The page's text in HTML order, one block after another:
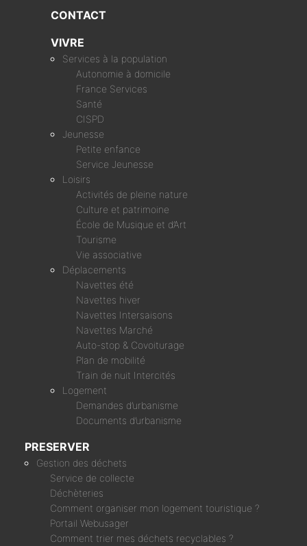
CONTACT
VIVRE
Services à la population
Autonomie à domicile
France Services
Santé
CISPD
Jeunesse
Petite enfance
Service Jeunesse
Loisirs
Activités de pleine nature
Culture et patrimoine
École de Musique et d’Art
Tourisme
Vie associative
Déplacements
Navettes été
Navettes hiver
Navettes Intersaisons
Navettes Marché
Auto-stop & Covoiturage
Plan de mobilité
Train de nuit Intercités
Logement
Demandes d’urbanisme
Documents d’urbanisme
PRESERVER
Gestion des déchets
Service de collecte
Déchèteries
Comment organiser mon logement touristique ?
Portail Webusager
Comment trier mes déchets recyclables ?